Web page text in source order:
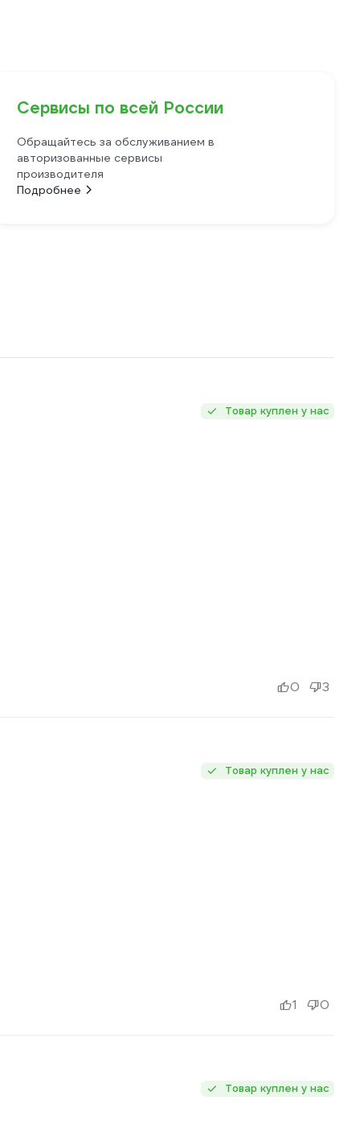
Сервисы по всей России
Обращайтесь за обслуживанием в
авторизованные сервисы
производителя
Подробнее
Товар куплен у нас
0 3
Товар куплен у нас
1 0
Товар куплен у нас